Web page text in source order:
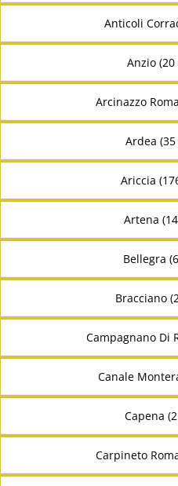
Anticoli
Anzio
Arcinazzo
Ardea
Ariccia
Artena
Bellegra
Bracciano
Campagnano Di
Canale
Capena
Carpineto